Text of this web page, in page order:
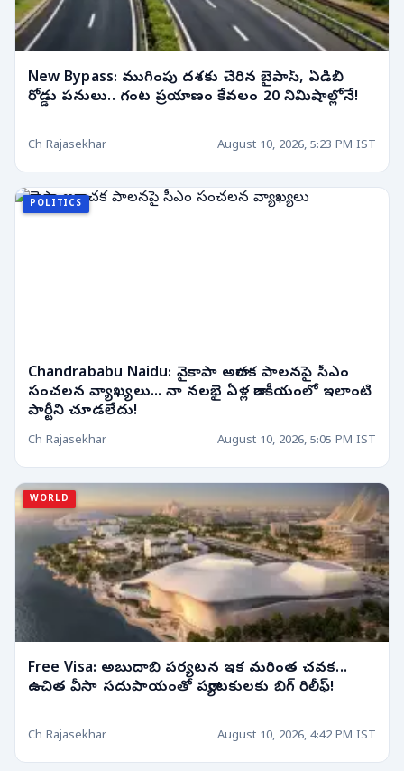
New Bypass: ముగింపు దశకు చేరిన బైపాస్, ఏడీబీ
రోడ్డు పనులు.. గంట ప్రయాణం కేవలం 20 నిమిషాల్లోనే!
Ch Rajasekhar August 10, 2026, 5:23 PM IST
POLITICS
Chandrababu Naidu: వైకాపా అరాచక పాలనపై సీఎం
సంచలన వ్యాఖ్యలు... నా నలభై ఏళ్ల రాజకీయంలో ఇలాంటి
పార్టీని చూడలేదు!
Ch Rajasekhar August 10, 2026, 5:05 PM IST
WORLD
Free Visa: అబుదాబి పర్యటన ఇక మరింత చవక...
ఉచిత వీసా సదుపాయంతో పర్యాటకులకు బిగ్ రిలీఫ్!
Ch Rajasekhar August 10, 2026, 4:42 PM IST